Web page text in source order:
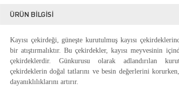
ÜRÜN BILGISI
Kayısı çekirdeği, güneşte kurutulmuş kayısı
bir atıştırmalıktır. Bu çekirdekler, kayısı meyvesinin
çekirdeklerdir. Günkurusu olarak adlandırılan
çekirdeklerin doğal tatlarını ve besin değerlerini
dayanıklılıklarını artırır.